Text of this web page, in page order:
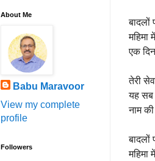
बादलों
एक
तेरी
यह सब
नाम
बादलों
About Me
Babu Maravoor
View my complete
profile
Followers